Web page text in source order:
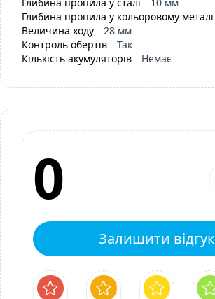
Глибина пропила у кольоровому металі
Величина ходу
28 мм
Контроль обертів
Так
Кількість акумуляторів
Немає
0
Залишити відгук